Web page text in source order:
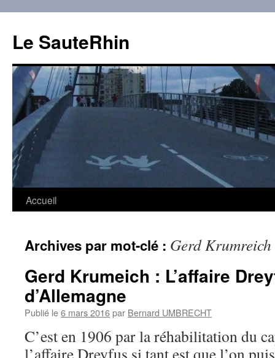
contenu
Le SauteRhin
Accueil
Archives par mot-clé : Gerd Krumreich
Gerd Krumeich : L’affaire
d’Allemagne
Publié le6 mars 2016par Bernard UMBRECHT
C’est en 1906 par la réhabilitation du
l’affaire Dreyfus si tant est que l’on